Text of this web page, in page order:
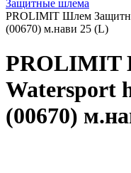
Защитные шлема
PROLIMIT Шлем
(00670) м.нави 25 (L)
Watersport
(00670)